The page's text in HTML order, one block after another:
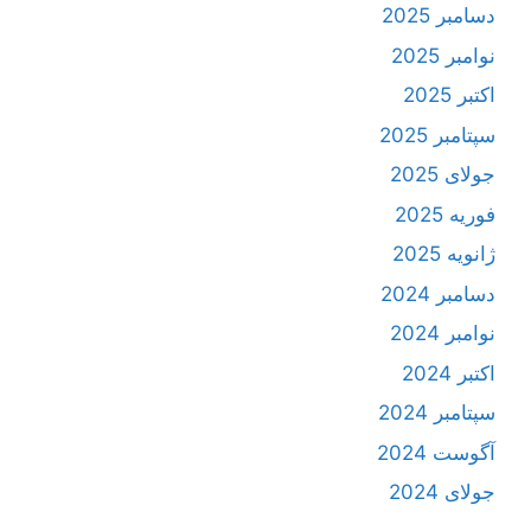
دسامبر 2025
نوامبر 2025
اکتبر 2025
سپتامبر 2025
جولای 2025
فوریه 2025
ژانویه 2025
دسامبر 2024
نوامبر 2024
اکتبر 2024
سپتامبر 2024
آگوست 2024
جولای 2024